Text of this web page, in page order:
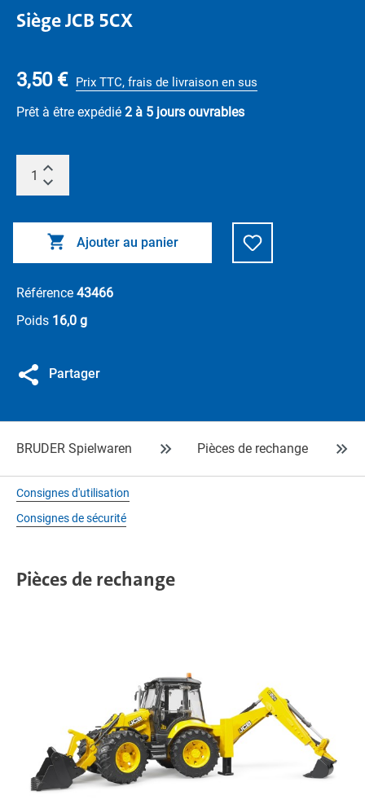
Siège JCB 5CX
3,50 € Prix TTC, frais de livraison en sus
Prêt à être expédié 2 à 5 jours ouvrables
Ajouter au panier
Référence 43466
Poids 16,0 g
Partager
BRUDER Spielwaren Pièces de rechange
Consignes d'utilisation
Consignes de sécurité
Pièces de rechange